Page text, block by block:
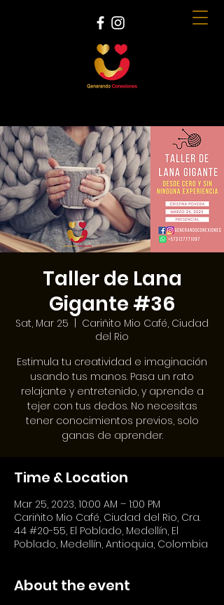
Taller de Lana
Gigante #36
Sat, Mar 25
Cariñito Mio Café, Ciudad
del Rio
Estimula tu creatividad e imaginación
usando tus manos. Pasa un rato
relajante y entretenido, y aprende a
tejer con tus dedos. No necesitas
tener conocimientos previos, solo
ganas de aprender.
Time & Location
Mar 25, 2023, 10:00 AM – 1:00 PM
Cariñito Mio Café, Ciudad del Rio, Cra.
44 #20-55, El Poblado, Medellín, El
Poblado, Medellín, Antioquia, Colombia
About the event